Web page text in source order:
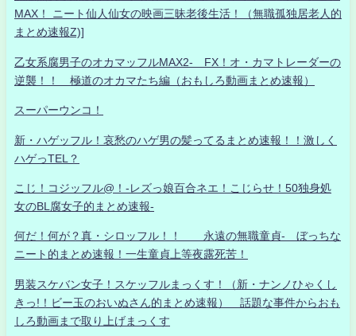
MAX！ ニート仙人仙女の映画三昧老後生活！（無職孤独居老人的
まとめ速報Z)]
乙女系腐男子のオカマッフルMAX2- FX！オ・カマトレーダーの
逆襲！！ 極道のオカマたち編（おもしろ動画まとめ速報）
スーパーウンコ！
新・ハゲッフル！哀愁のハゲ男の髪ってるまとめ速報！！激しく
ハゲっTEL？
こじ！コジッフル@！-レズっ娘百合ネエ！こじらせ！50独身処
女のBL腐女子的まとめ速報-
何だ！何が？真・シロッフル！！ 永遠の無職童貞- ぼっちな
ニート的まとめ速報！一生童貞上等夜露死苦！
男装スケバン女子！スケッフルまっくす！（新・ナンノひゃくし
きっ!！ビー玉のおいぬさん的まとめ速報） 話題な事件からおも
しろ動画まで取り上げまっくす